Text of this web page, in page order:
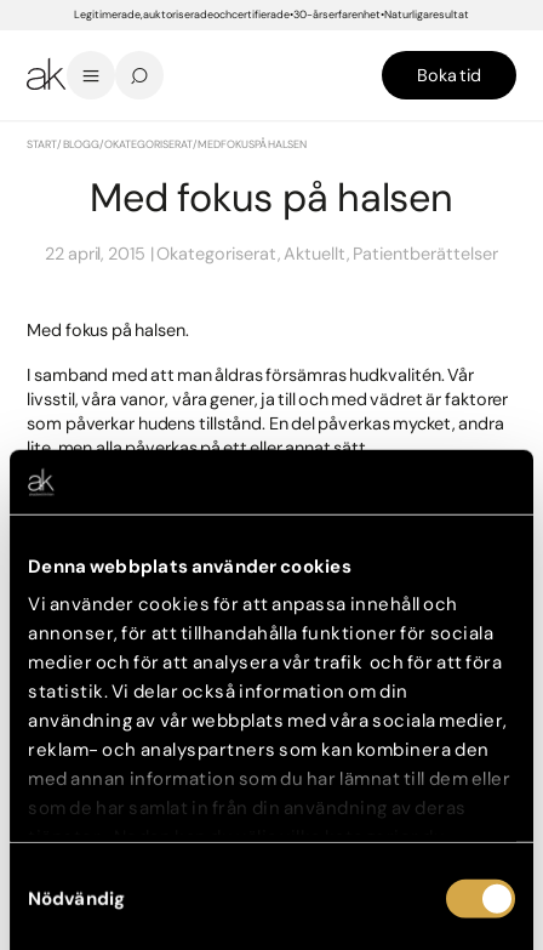
Denna webbplats använder cookies
Vi använder cookies för att anpassa innehåll och
annonser, för att tillhandahålla funktioner för sociala
medier och för att analysera vår trafik och för att föra
statistik. Vi delar också information om din
användning av vår webbplats med våra sociala medier,
reklam- och analyspartners som kan kombinera den
med annan information som du har lämnat till dem eller
som de har samlat in från din användning av deras
tjänster. Nedan kan du välja vilka kategorier du
mer information om hur varje kategori används.
Nödvändig
Legitimerade, auktoriserade och certifierade 30-års erfarenhet Naturliga resultat
Boka tid
START/BLOGG/OKATEGORISERAT/MED FOKUS PÅ HALSEN
Med fokus på halsen
22 april, 2015 Okategoriserat, Aktuellt, Patientberättelser
Med fokus på halsen.
I samband med att man åldras försämras hudkvalitén. Vår
livsstil, våra vanor, våra gener, ja till och med vädret är faktorer
som påverkar hudens tillstånd. En del påverkas mycket, andra
lite, men alla påverkas på ett eller annat sätt.
Fraxellaser är en effektiv behandling mot att reducera
åldertecken, solskador och acneärr. Det går ut på att den ger en
hud, varje laserpunkt eliminerar gamla pigmenterade hudceller
Fraxellasern till nybildning av kollagen och ökad elasticitet
vilket resulterar i bl. a. huduppstramning.
Denna kvinna, 68 år, upplevde hennes hals som ett
problemområde och ville reducera sina ålderstecken.
Vår hudterapeut Patricia berättar:
– Den här patienten har gjort fyra behandlingar med Fraxel.
Hon störde sig på fläckar och ett åldrat utseende. Hon hade vid
och föryngring särskilt på halsen. Mellan före- och